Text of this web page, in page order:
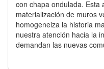
con chapa ondulada. Esta
materialización de muros
homogeneiza la historia
nuestra atención hacia la
demandan las nuevas